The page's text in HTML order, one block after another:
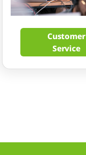
Customer
Service